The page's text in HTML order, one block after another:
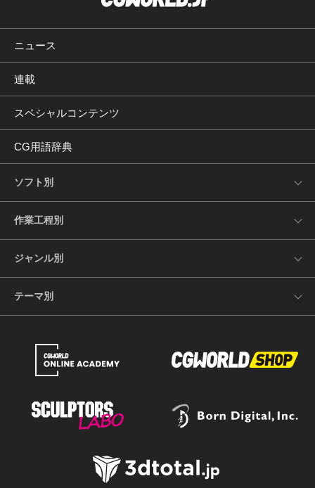
ニュース
連載
スペシャルコンテンツ
CG用語辞典
ソフト別
作業工程別
ジャンル別
テーマ別